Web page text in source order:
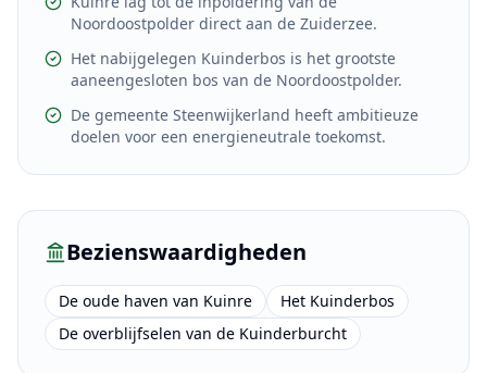
Noordoostpolder direct aan de Zuiderzee.
Het nabijgelegen Kuinderbos is het grootste
aaneengesloten bos van de Noordoostpolder.
De gemeente Steenwijkerland heeft ambitieuze
doelen voor een energieneutrale toekomst.
Bezienswaardigheden
De oude haven van Kuinre
Het Kuinderbos
De overblijfselen van de Kuinderburcht